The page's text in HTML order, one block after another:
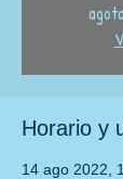
Horario y
14 ago 2022,